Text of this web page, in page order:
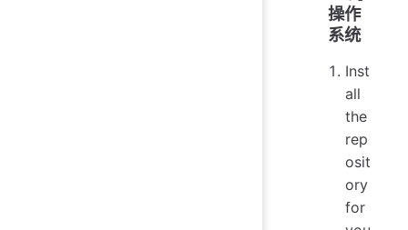
操作
系统
Inst
all
the
rep
osit
ory
for